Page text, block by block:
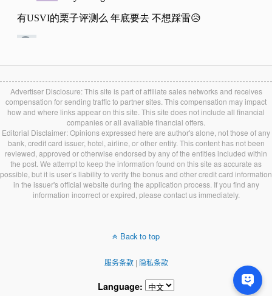
Advertiser Disclosure: This site is part of affiliate sales networks and receives
compensation for sending traffic to partner sites. This compensation may impact
how and where links appear on this site. This site does not include all financial
companies or all available financial offers.
Editorial Disclaimer: Opinions expressed here are author's alone, not those of any
bank, credit card issuer, hotel, airline, or other entity. This content has not been
reviewed, approved or otherwise endorsed by any of the entities included within
the post. We attempt to keep the information found on this site as accurate as
possible, but it is user’s liability to verify the bonus and other credit card information
in the issuer's official website during the application process. If you find any
information incorrect or expired, please contact us immediately.
Back to top
服务条款| 隐私条款
Language: